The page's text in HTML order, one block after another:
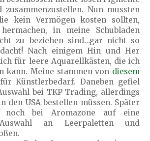
zusammenzustellen. Nun mussten
kein Vermögen kosten sollten,
in meine Schubladen
zu beziehen sind…gar nicht so
Nach einigem Hin und Her
für leere Aquarellkästen, die ich
kann. Meine stammen von diesem
Künstlerbedarf. Daneben gefiel
bei TKP Trading, allerdings
den USA bestellen müssen. Später
bei Aromazone auf eine
an Leerpaletten und